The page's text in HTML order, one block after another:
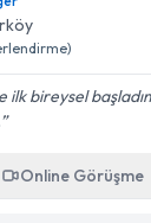
ilk bireysel
Online Görüşme